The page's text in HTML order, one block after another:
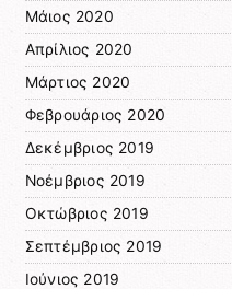
Μάιος 2020
Απρίλιος 2020
Μάρτιος 2020
Φεβρουάριος 2020
Δεκέμβριος 2019
Νοέμβριος 2019
Οκτώβριος 2019
Σεπτέμβριος 2019
Ιούνιος 2019